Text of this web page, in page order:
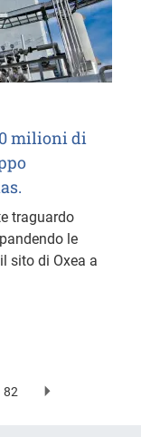
milioni di
traguardo
le
sito di Oxea a
Last
82
Next